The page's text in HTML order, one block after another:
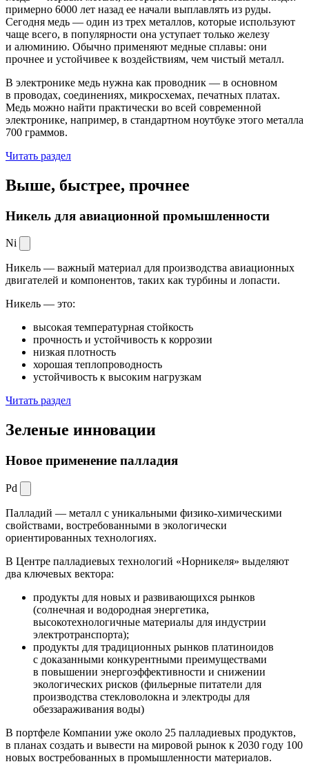
примерно 6000 лет назад ее начали выплавлять из руды.
Сегодня медь — один из трех металлов, которые используют
чаще всего, в популярности она уступает только железу
и алюминию. Обычно применяют медные сплавы: они
прочнее и устойчивее к воздействиям, чем чистый металл.
В электронике медь нужна как проводник — в основном
в проводах, соединениях, микросхемах, печатных платах.
Медь можно найти практически во всей современной
электронике, например, в стандартном ноутбуке этого металла
700 граммов.
Читать раздел
Выше, быстрее, прочнее
Никель для авиационной промышленности
Ni
Никель — важный материал для производства авиационных
двигателей и компонентов, таких как турбины и лопасти.
Никель — это:
высокая температурная стойкость
прочность и устойчивость к коррозии
низкая плотность
хорошая теплопроводность
устойчивость к высоким нагрузкам
Читать раздел
Зеленые инновации
Новое применение палладия
Pd
Палладий — металл с уникальными физико-химическими
свойствами, востребованными в экологически
ориентированных технологиях.
В Центре палладиевых технологий «Норникеля» выделяют
два ключевых вектора:
продукты для новых и развивающихся рынков
(солнечная и водородная энергетика,
высокотехнологичные материалы для индустрии
электротранспорта);
продукты для традиционных рынков платиноидов
с доказанными конкурентными преимуществами
в повышении энергоэффективности и снижении
экологических рисков (фильерные питатели для
производства стекловолокна и электроды для
обеззараживания воды)
В портфеле Компании уже около 25 палладиевых продуктов,
в планах создать и вывести на мировой рынок к 2030 году 100
новых востребованных в промышленности материалов.